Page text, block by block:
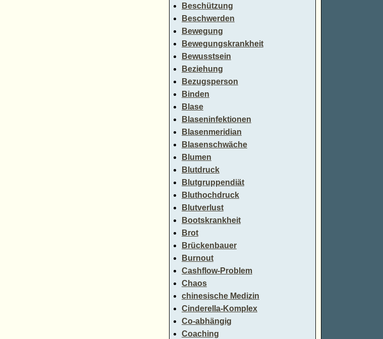
Beschützung
Beschwerden
Bewegung
Bewegungskrankheit
Bewusstsein
Beziehung
Bezugsperson
Binden
Blase
Blaseninfektionen
Blasenmeridian
Blasenschwäche
Blumen
Blutdruck
Blutgruppendiät
Bluthochdruck
Blutverlust
Bootskrankheit
Brot
Brückenbauer
Burnout
Cashflow-Problem
Chaos
chinesische Medizin
Cinderella-Komplex
Co-abhängig
Coaching